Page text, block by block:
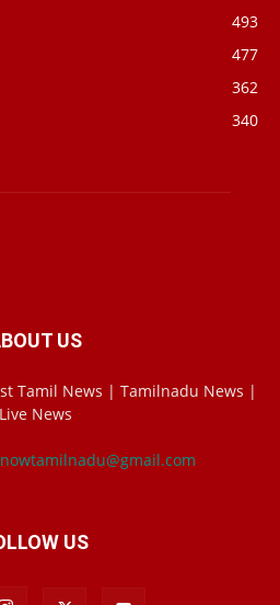
493
477
362
340
US
Tamil News | Tamilnadu News |
Live News
US